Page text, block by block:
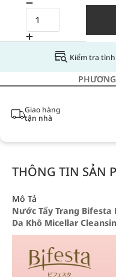
Kiểm tra
Giao hàng
tận nhà
THÔNG TIN SẢN
Mô Tả
Nước Tẩy Trang Bifesta
Da Khô Micellar